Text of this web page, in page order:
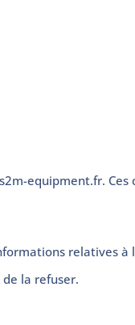
equipment.fr.
relatives
la refuser.